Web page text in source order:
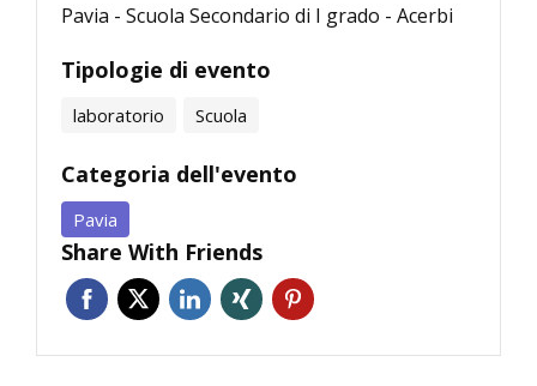
Pavia - Scuola Secondario di I grado - Acerbi
Tipologie di evento
laboratorio Scuola
Categoria dell'evento
Pavia
Share With Friends